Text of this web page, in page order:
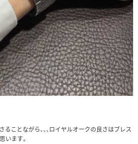
ことながら、、、ロイヤルオークの良さはブレス
います。